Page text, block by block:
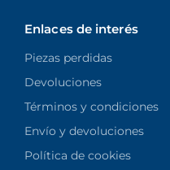
Enlaces de interés
Piezas perdidas
Devoluciones
Términos y condiciones
Envío y devoluciones
Política de cookies